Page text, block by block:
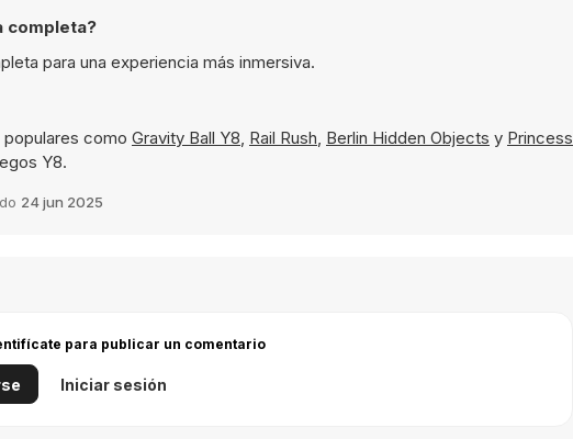
completa?
para una experiencia más inmersiva.
como Gravity Ball Y8, Rail Rush, Berlin Hidden Objects y Princess
Y8.
24 jun 2025
para publicar un comentario
Iniciar sesión